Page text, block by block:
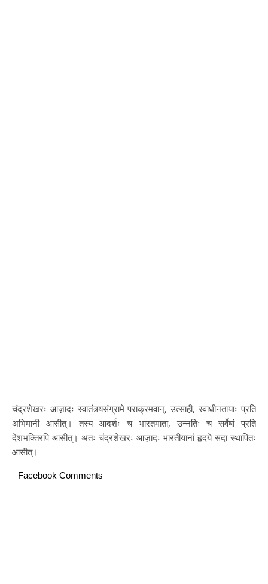
चंद्रशेखरः आज़ादः स्वातंत्र्यसंग्रामे पराक्रमवान्, उत्साही, स्वाधीनतायाः प्रति
अभिमानी आसीत्। तस्य आदर्शः च भारतमाता, उन्नतिः च सर्वेषां प्रति
देशभक्तिरपि आसीत्। अतः चंद्रशेखरः आज़ादः भारतीयानां हृदये सदा स्थापितः
आसीत्।
Facebook Comments